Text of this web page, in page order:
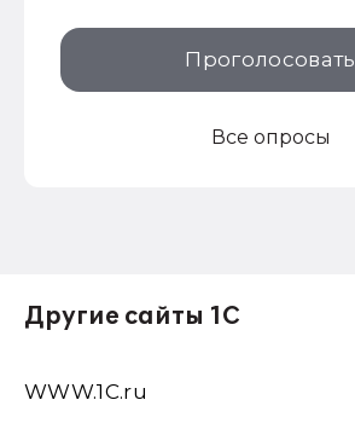
Проголосовать
Все опросы
Другие сайты 1С
WWW.1С.ru